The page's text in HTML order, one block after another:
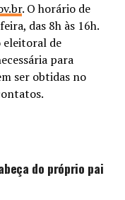
. O horário de
das 8h às 16h.
eleitoral de
para
ser obtidas no
do próprio pai